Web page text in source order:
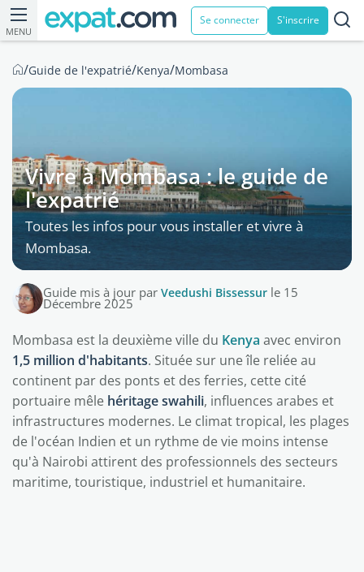
MENU
Se connecter S'inscrire
/Guide de l'expatrié/Kenya/Mombasa
Vivre à Mombasa : le guide de
l'expatrié
Toutes les infos pour vous installer et vivre à
Mombasa.
Guide mis à jour par Veedushi Bissessur le 15
Décembre 2025
Mombasa est la deuxième ville du Kenya avec environ
1,5 million d'habitants. Située sur une île reliée au
continent par des ponts et des ferries, cette cité
portuaire mêle héritage swahili, influences arabes et
infrastructures modernes. Le climat tropical, les plages
de l'océan Indien et un rythme de vie moins intense
qu'à Nairobi attirent des professionnels des secteurs
maritime, touristique, industriel et humanitaire.